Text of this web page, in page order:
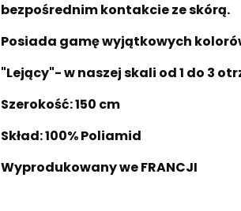
bezpośrednim kontakcie ze skórą.
Posiada gamę wyjątkowych
"Lejący"- w naszej skali od 1 do 3
Szerokość: 150 cm
Skład: 100% Poliamid
Wyprodukowany we FRANCJI